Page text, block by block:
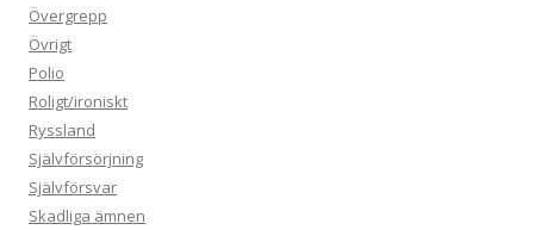
Övergrepp
Övrigt
Polio
Roligt/ironiskt
Ryssland
Självförsörjning
Självförsvar
Skadliga ämnen